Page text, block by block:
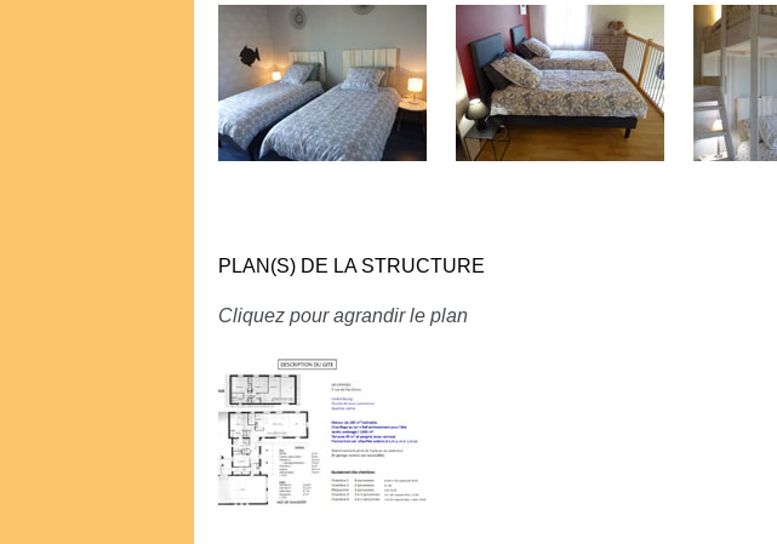
PLAN(S) DE LA STRUCTURE
Cliquez pour agrandir le plan